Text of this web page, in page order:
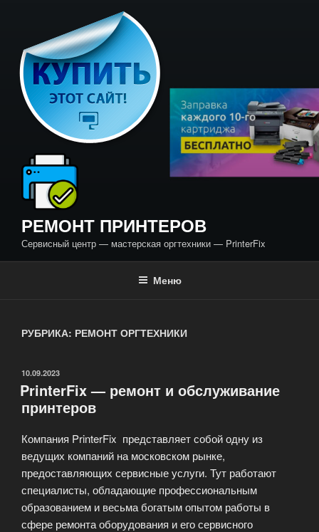
содержимому
РЕМОНТ ПРИНТЕРОВ
Сервисный центр — мастерская оргтехники — PrinterFix
Меню
РУБРИКА: РЕМОНТ ОРГТЕХНИКИ
ОПУБЛИКОВАНО
10.09.2023
PrinterFix — ремонт и обслуживание
принтеров
Компания PrinterFix представляет собой одну из
ведущих компаний на московском рынке,
предоставляющих сервисные услуги. Тут работают
специалисты, обладающие профессиональным
образованием и весьма богатым опытом работы в
сфере ремонта оборудования и его сервисного